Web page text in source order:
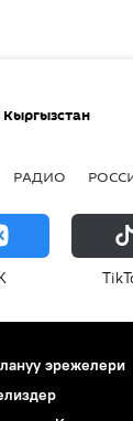
Кыргызстан
РАДИО
эрежелери